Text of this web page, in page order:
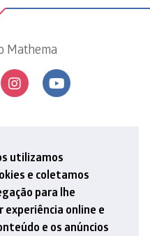
utilizamos
e coletamos
para lhe
experiência online e
e os anúncios
Mathema
78, 13º andar
SP | 04303-000
6912